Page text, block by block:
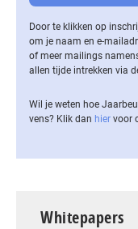
Door te klikken op
om je naam en e-
of meer mailings
allen tijde intrekken via
Wil je weten hoe
vens? Klik dan hier voor
Whitepapers